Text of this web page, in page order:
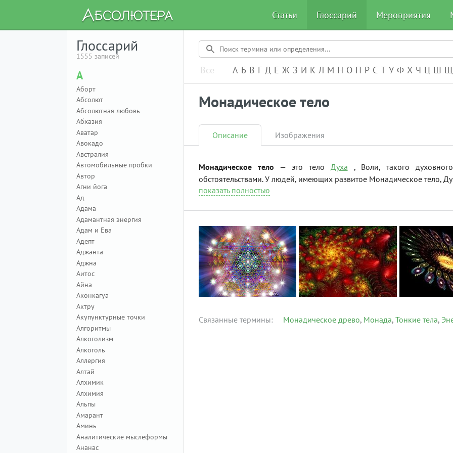
Статьи Глоссарий Мероприятия
Глоссарий
1555 записей
А
Аборт
Абсолют
Абсолютная любовь
Абхазия
Аватар
Авокадо
Австралия
Автомобильные пробки
Автор
Агни йога
Ад
Адама
Адамантная энергия
Адам и Ева
Адепт
Аджанта
Аджна
Аитос
Айна
Аконкагуа
Актру
Акупунктурные точки
Алгоритмы
Алкоголизм
Алкоголь
Аллергия
Алтай
Алхимик
Алхимия
Альпы
Амарант
Аминь
Аналитические мыслеформы
Ананас
Все А-Я
А Б В Г Д Е Ж З И К Л М Н О П Р С Т У Ф Х Ч Ц Ш Щ
Монадическое тело
Описание Изображения
Монадическое тело — это тело Духа , Воли, такого
обстоятельствами. У людей, имеющих развитое Монадическое тело,
показать полностью
Связанные термины: Монадическое древо Монада Тонкие тела